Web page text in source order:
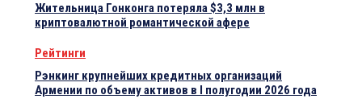
Жительница Гонконга потеряла $3,3 млн в
криптовалютной романтической афере
Рейтинги
Рэнкинг крупнейших кредитных организаций
Армении по объему активов в I полугодии 2026 года